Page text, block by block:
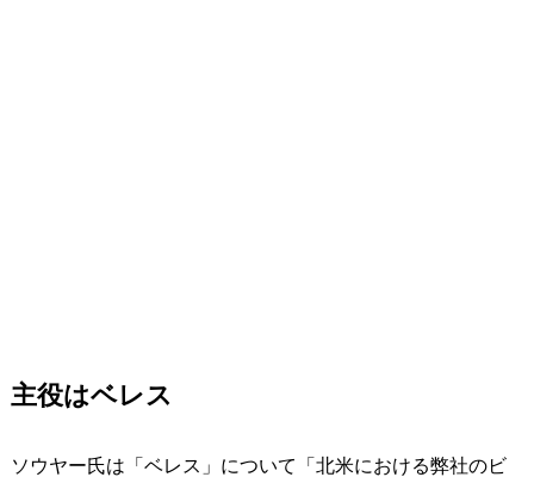
主役はベレス
ソウヤー氏は「ベレス」について「北米における弊社のビ